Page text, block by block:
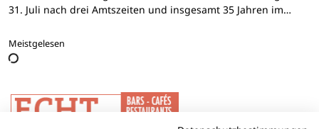
31. Juli nach drei Amtszeiten und insgesamt 35 Jahren im…
Meistgelesen